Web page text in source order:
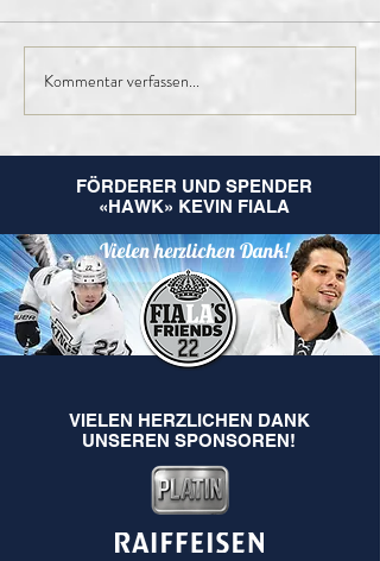
Finales Kader der 1.
Mannschaft für die
Kommentar verfassen...
FÖRDERER UND SPENDER
«HAWK» KEVIN FIALA
Vielen herzlichen Dank!
VIELEN HERZLICHEN DANK
UNSEREN SPONSOREN!